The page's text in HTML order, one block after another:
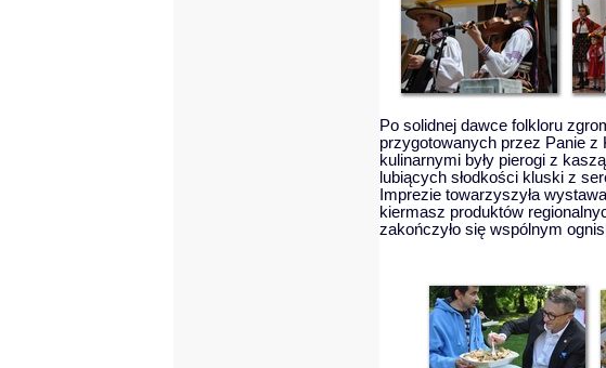
Po solidnej dawce folkloru
przygotowanych przez Panie z
kulinarnymi były pierogi z
lubiących słodkości kluski z
Imprezie towarzyszyła
kiermasz produktów
zakończyło się wspólnym